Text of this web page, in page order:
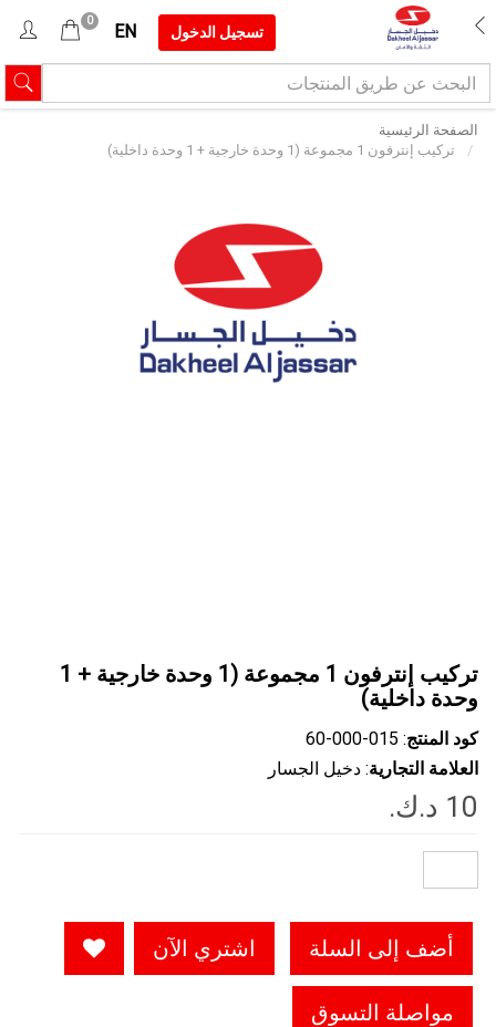
تسجيل الدخول EN
0
الصفحة الرئيسية
تركيب إنترفون 1 مجموعة (1 وحدة خارجية + 1 وحدة داخلية)
تركيب إنترفون 1 مجموعة (1 وحدة خارجية + 1
وحدة داخلية)
كود المنتج: ‎60-000-015
العلامة التجارية: دخيل الجسار
أضف إلى السلة اشتري الآن
مواصلة التسوق